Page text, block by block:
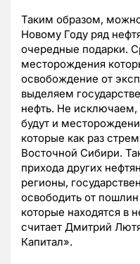
Таким образом, можно
Новому Году ряд
очередные подарки.
месторождения
освобождение от
выделяем
нефть. Не исключаем,
будут и
которые как раз
Восточной Сибири.
прихода других
регионы,
освободить от
которые находятся в
считает Дмитрий
Капитал».